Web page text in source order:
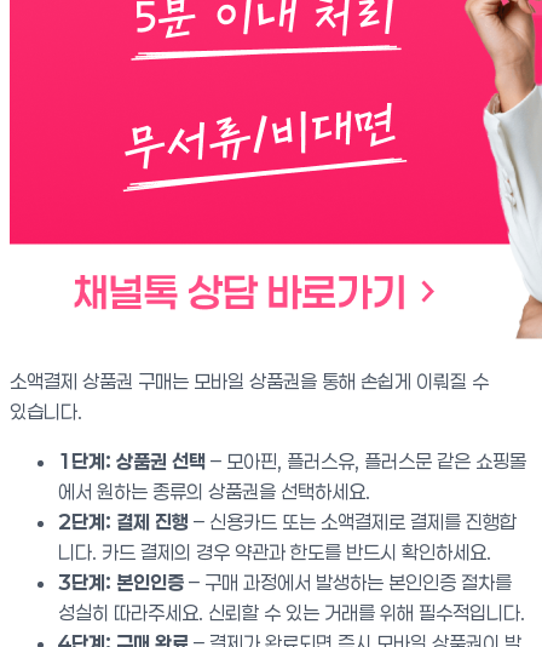
소액결제 상품권 구매는 모바일 상품권을 통해 손쉽게 이뤄질 수
있습니다.
1단계: 상품권 선택 – 모아핀, 플러스유, 플러스문 같은 쇼핑몰
에서 원하는 종류의 상품권을 선택하세요.
2단계: 결제 진행 – 신용카드 또는 소액결제로 결제를 진행합
니다. 카드 결제의 경우 약관과 한도를 반드시 확인하세요.
3단계: 본인인증 – 구매 과정에서 발생하는 본인인증 절차를
성실히 따라주세요. 신뢰할 수 있는 거래를 위해 필수적입니다.